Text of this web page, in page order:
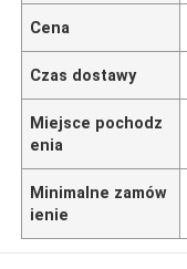
Cena
Czas dostawy
Miejsce pochodz
enia
Minimalne zamów
ienie